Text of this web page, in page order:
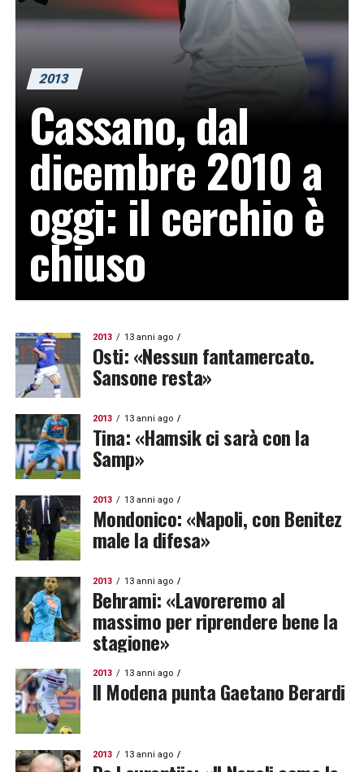
2013
Cassano, dal
dicembre 2010 a
oggi: il cerchio è
chiuso
2013 13 anni ago
Osti: «Nessun fantamercato.
Sansone resta»
2013 13 anni ago
Tina: «Hamsik ci sarà con la
Samp»
2013 13 anni ago
Mondonico: «Napoli, con Benitez
male la difesa»
2013 13 anni ago
Behrami: «Lavoreremo al
massimo per riprendere bene la
stagione»
2013 13 anni ago
Il Modena punta Gaetano Berardi
2013 13 anni ago